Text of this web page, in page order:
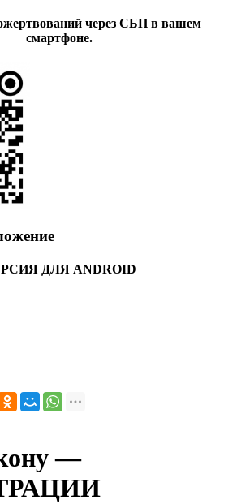
через СБП в вашем
смартфоне.
ДЛЯ ANDROID
—